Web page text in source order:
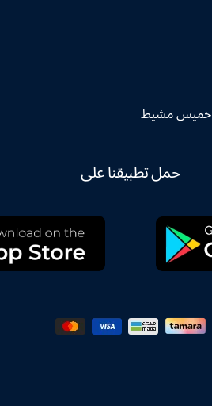
خميس مشيط
حمل تطبيقنا على